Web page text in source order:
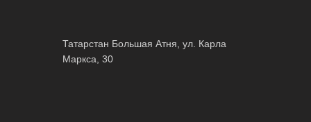
Татарстан Большая Атня, ул. Карла
Маркса, 30